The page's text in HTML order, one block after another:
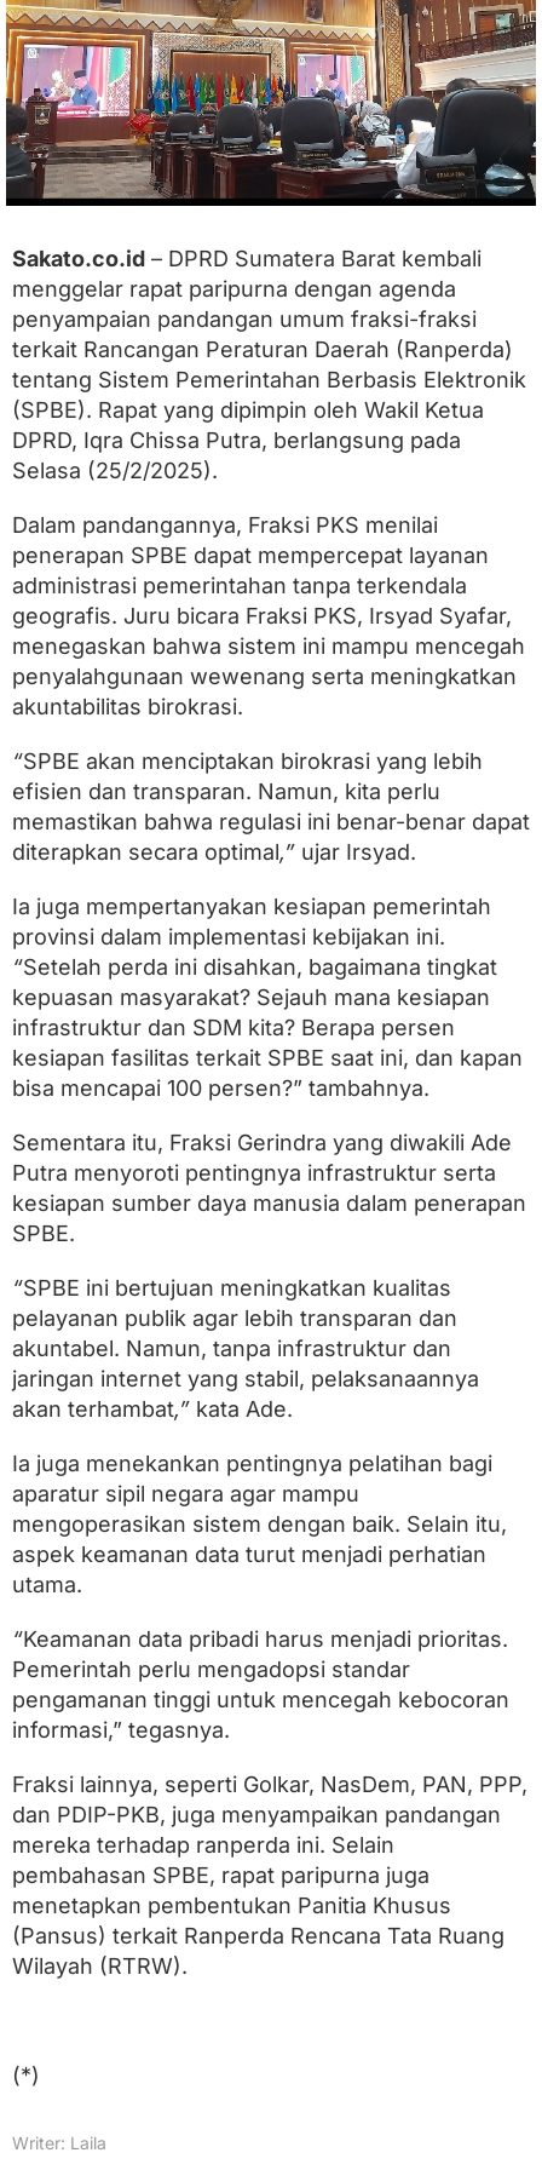
P
a
r
i
p
u
r
n
a
h
a
s
P
a
d
a
n
g
a
U
m
u
m
F
a
k
s
i
e
r
h
a
d
R
a
n
p
e
r
a
S
B
E
Sakato.co.id – DPRD Sumatera Barat kembali
menggelar rapat paripurna dengan agenda
penyampaian pandangan umum fraksi-fraksi
terkait Rancangan Peraturan Daerah (Ranperda)
tentang Sistem Pemerintahan Berbasis Elektronik
(SPBE). Rapat yang dipimpin oleh Wakil Ketua
DPRD, Iqra Chissa Putra, berlangsung pada
Selasa (25/2/2025).
Dalam pandangannya, Fraksi PKS menilai
penerapan SPBE dapat mempercepat layanan
administrasi pemerintahan tanpa terkendala
geografis. Juru bicara Fraksi PKS, Irsyad Syafar,
menegaskan bahwa sistem ini mampu mencegah
penyalahgunaan wewenang serta meningkatkan
akuntabilitas birokrasi.
“SPBE akan menciptakan birokrasi yang lebih
efisien dan transparan. Namun, kita perlu
memastikan bahwa regulasi ini benar-benar dapat
diterapkan secara optimal,” ujar Irsyad.
Ia juga mempertanyakan kesiapan pemerintah
provinsi dalam implementasi kebijakan ini.
“Setelah perda ini disahkan, bagaimana tingkat
kepuasan masyarakat? Sejauh mana kesiapan
infrastruktur dan SDM kita? Berapa persen
kesiapan fasilitas terkait SPBE saat ini, dan kapan
bisa mencapai 100 persen?” tambahnya.
Sementara itu, Fraksi Gerindra yang diwakili Ade
Putra menyoroti pentingnya infrastruktur serta
kesiapan sumber daya manusia dalam penerapan
SPBE.
“SPBE ini bertujuan meningkatkan kualitas
pelayanan publik agar lebih transparan dan
akuntabel. Namun, tanpa infrastruktur dan
jaringan internet yang stabil, pelaksanaannya
akan terhambat,” kata Ade.
Ia juga menekankan pentingnya pelatihan bagi
aparatur sipil negara agar mampu
mengoperasikan sistem dengan baik. Selain itu,
aspek keamanan data turut menjadi perhatian
utama.
“Keamanan data pribadi harus menjadi prioritas.
Pemerintah perlu mengadopsi standar
pengamanan tinggi untuk mencegah kebocoran
informasi,” tegasnya.
Fraksi lainnya, seperti Golkar, NasDem, PAN, PPP,
dan PDIP-PKB, juga menyampaikan pandangan
mereka terhadap ranperda ini. Selain
pembahasan SPBE, rapat paripurna juga
menetapkan pembentukan Panitia Khusus
(Pansus) terkait Ranperda Rencana Tata Ruang
Wilayah (RTRW).
(*)
Writer: Laila